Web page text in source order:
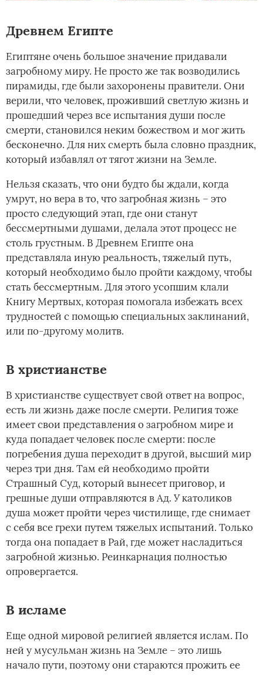
Древнем Египте
Египтяне очень большое значение придавали
загробному миру. Не просто же так возводились
пирамиды, где были захоронены правители. Они
верили, что человек, проживший светлую жизнь и
прошедший через все испытания души после
смерти, становился неким божеством и мог жить
бесконечно. Для них смерть была словно праздник,
который избавлял от тягот жизни на Земле.
Нельзя сказать, что они будто бы ждали, когда
умрут, но вера в то, что загробная жизнь – это
просто следующий этап, где они станут
бессмертными душами, делала этот процесс не
столь грустным. В Древнем Египте она
представляла иную реальность, тяжелый путь,
который необходимо было пройти каждому, чтобы
стать бессмертным. Для этого усопшим клали
Книгу Мертвых, которая помогала избежать всех
трудностей с помощью специальных заклинаний,
или по-другому молитв.
В христианстве
В христианстве существует свой ответ на вопрос,
есть ли жизнь даже после смерти. Религия тоже
имеет свои представления о загробном мире и
куда попадает человек после смерти: после
погребения душа переходит в другой, высший мир
через три дня. Там ей необходимо пройти
Страшный Суд, который вынесет приговор, и
грешные души отправляются в Ад. У католиков
душа может пройти через чистилище, где снимает
с себя все грехи путем тяжелых испытаний. Только
тогда она попадает в Рай, где может насладиться
загробной жизнью. Реинкарнация полностью
опровергается.
В исламе
Еще одной мировой религией является ислам. По
ней у мусульман жизнь на Земле – это лишь
начало пути, поэтому они стараются прожить ее